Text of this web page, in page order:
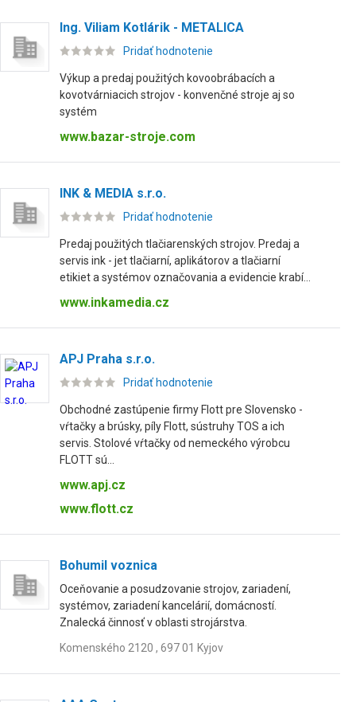
Ing. Viliam Kotlárik - METALICA
Pridať hodnotenie
Výkup a predaj použitých kovoobrábacích a
kovotvárniacich strojov - konvenčné stroje aj so
systém
www.bazar-stroje.com
INK & MEDIA s.r.o.
Pridať hodnotenie
Predaj použitých tlačiarenských strojov. Predaj a
servis ink - jet tlačiarní, aplikátorov a tlačiarní
etikiet a systémov označovania a evidencie krabí...
www.inkamedia.cz
APJ Praha s.r.o.
Pridať hodnotenie
Obchodné zastúpenie firmy Flott pre Slovensko -
vŕtačky a brúsky, píly Flott, sústruhy TOS a ich
servis. Stolové vŕtačky od nemeckého výrobcu
FLOTT sú...
www.apj.cz
www.flott.cz
Bohumil voznica
Oceňovanie a posudzovanie strojov, zariadení,
systémov, zariadení kancelárií, domácností.
Znalecká činnosť v oblasti strojárstva.
Komenského 2120 , 697 01 Kyjov